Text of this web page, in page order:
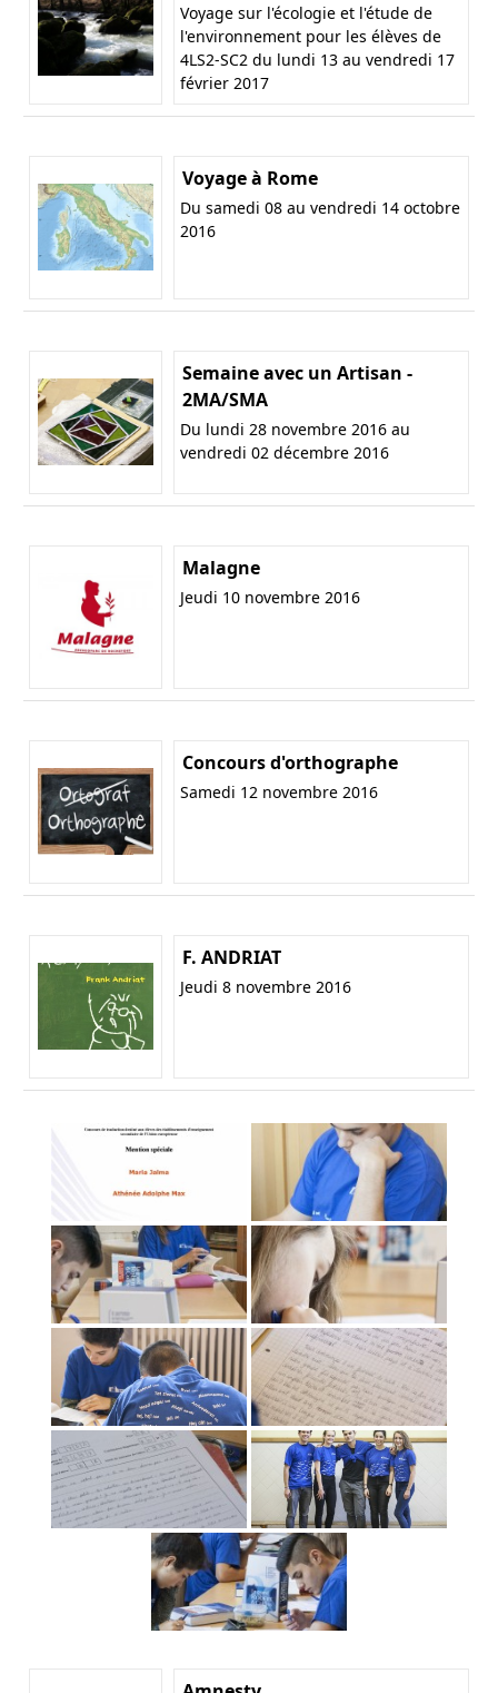
Voyage sur l'écologie et l'étude de
l'environnement pour les élèves de
4LS2-SC2 du lundi 13 au vendredi 17
février 2017
Voyage à Rome
Du samedi 08 au vendredi 14 octobre
2016
Semaine avec un Artisan -
2MA/SMA
Du lundi 28 novembre 2016 au
vendredi 02 décembre 2016
Malagne
Jeudi 10 novembre 2016
Concours d'orthographe
Samedi 12 novembre 2016
F. ANDRIAT
Jeudi 8 novembre 2016